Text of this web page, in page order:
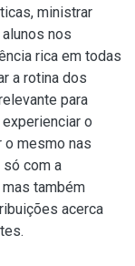
ministrar
nos
rica em todas
a rotina dos
para
o
o mesmo nas
só com a
também
acerca